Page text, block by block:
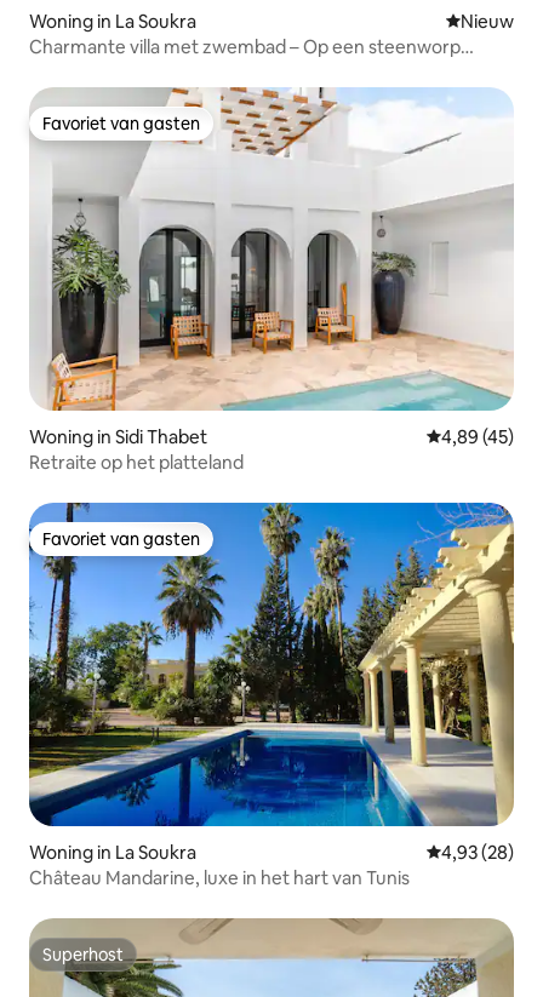
Woning in La Soukra Nieuwe
Nieuw
Charmante villa met zwembad – Op een steenworp
Favoriet van gasten
Favoriet van gasten
Woning in Sidi Thabet Gemiddelde
4,89 (45)
Retraite op het platteland
Favoriet van gasten
Favoriet van gasten
Woning in La Soukra Gemiddelde
4,93 (28)
Château Mandarine, luxe in het hart van Tunis
Superhost
Superhost